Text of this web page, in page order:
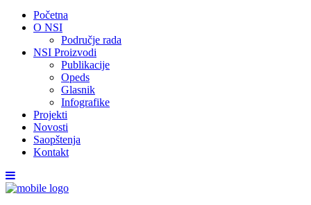
Početna
O NSI
Područje rada
NSI Proizvodi
Publikacije
Opeds
Glasnik
Infografike
Projekti
Novosti
Saopštenja
Kontakt